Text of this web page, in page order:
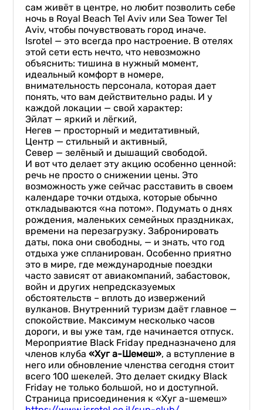
сам живёт в центре, но любит позволить себе
ночь в Royal Beach Tel Aviv или Sea Tower Tel
Aviv, чтобы почувствовать город иначе.
Isrotel — это всегда про настроение. В отелях
этой сети есть нечто, что невозможно
объяснить: тишина в нужный момент,
идеальный комфорт в номере,
внимательность персонала, которая дает
понять, что вам действительно рады. И у
каждой локации — свой характер:
Эйлат — яркий и лёгкий,
Негев — просторный и медитативный,
Центр — стильный и активный,
Север — зелёный и дышащий свободой.
И вот что делает эту акцию особенно ценной:
речь не просто о снижении цены. Это
возможность уже сейчас расставить в своем
календаре точки отдыха, которые обычно
откладываются «на потом». Подумать о днях
рождения, маленьких семейных праздниках,
времени на перезагрузку. Забронировать
даты, пока они свободны, — и знать, что год
отдыха уже спланирован. Особенно приятно
это в мире, где международные поездки
часто зависят от авиакомпаний, забастовок,
войн и других непредсказуемых
обстоятельств – вплоть до извержений
вулканов. Внутренний туризм даёт главное —
спокойствие. Максимум несколько часов
дороги, и вы уже там, где начинается отпуск.
Мероприятие Black Friday предназначено для
членов клуба«Хуг а-Шемеш», а вступление в
него или обновление членства сегодня стоит
всего 100 шекелей. Это делает скидку Black
Friday не только большой, но и доступной.
Страница присоединения к «Хуг а-шемеш»